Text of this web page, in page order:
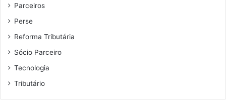
Parceiros
Perse
Reforma Tributária
Sócio Parceiro
Tecnologia
Tributário